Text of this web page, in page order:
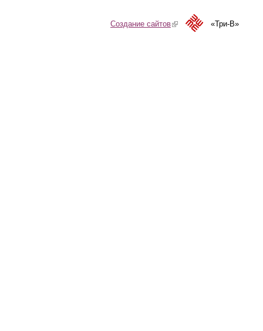
Создание сайтов(link is external)«Три-В»